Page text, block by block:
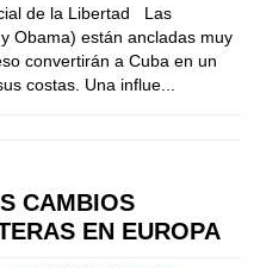
de la Libertad Las
Obama) están ancladas muy
convertirán a Cuba en un
costas. Una influe...
CAMBIOS
EN EUROPA